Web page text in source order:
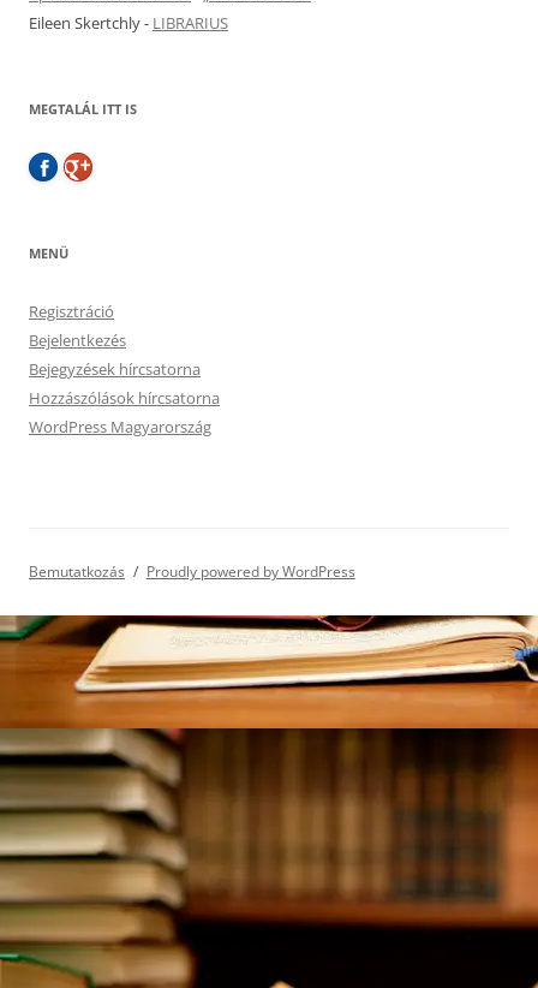
Eileen Skertchly- LIBRARIUS
MEGTALÁL ITT IS
MENÜ
Regisztráció
Bejelentkezés
Bejegyzések hírcsatorna
Hozzászólások hírcsatorna
WordPress Magyarország
Bemutatkozás Proudly powered by WordPress